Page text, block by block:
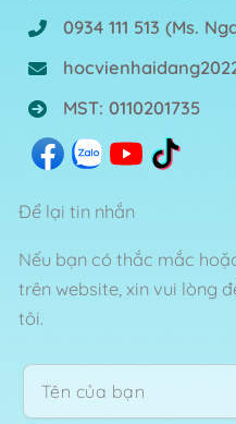
Để lại tin nhắn
Nếu bạn có thắc mắc
trên website, xin vui lòng
tôi.
0934 111 513 (Ms.
MST: 0110201735